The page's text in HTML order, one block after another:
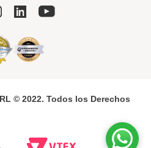
© 2022. Todos los Derechos